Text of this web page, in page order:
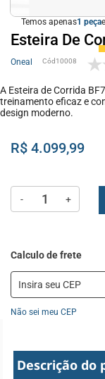
Temos apenas1
Esteira De
Oneal 10008
A Esteira de Corrida
treinamento eficaz e
design moderno.
R$ 4.099,99
- +
Não sei meu CEP
Descrição do